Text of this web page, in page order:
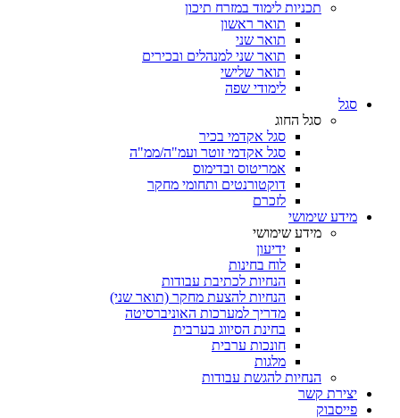
תכניות לימוד במזרח תיכון
תואר ראשון
תואר שני
תואר שני למנהלים ובכירים
תואר שלישי
לימודי שפה
סגל
סגל החוג
סגל אקדמי בכיר
סגל אקדמי זוטר ועמ"ה/ממ"ה
אמריטוס ובדימוס
דוקטורנטים ותחומי מחקר
לזכרם
מידע שימושי
מידע שימושי
ידיעון
לוח בחינות
הנחיות לכתיבת עבודות
הנחיות להצעת מחקר (תואר שני)
מדריך למערכות האוניברסיטה
בחינת הסיווג בערבית
חונכות ערבית
מלגות
הנחיות להגשת עבודות
יצירת קשר
פייסבוק